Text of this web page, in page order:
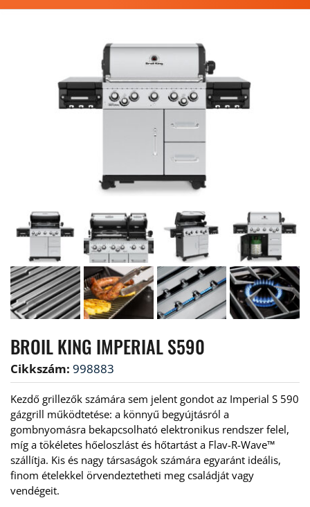
BROIL KING IMPERIAL S590
Cikkszám: 998883
Kezdő grillezők számára sem jelent gondot az Imperial S 590
gázgrill működtetése: a könnyű begyújtásról a
gombnyomásra bekapcsolható elektronikus rendszer felel,
míg a tökéletes hőeloszlást és hőtartást a Flav-R-Wave™
szállítja. Kis és nagy társaságok számára egyaránt ideális,
finom ételekkel örvendeztetheti meg családját vagy
vendégeit.